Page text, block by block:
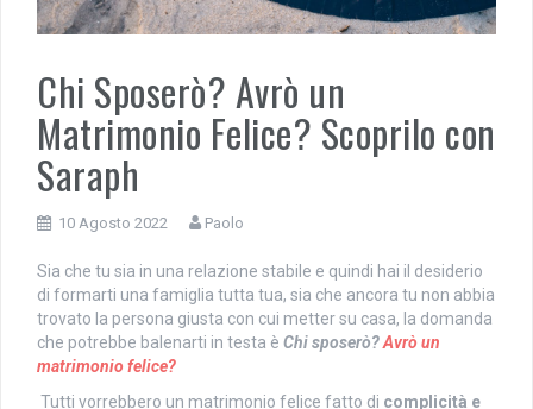
Chi Sposerò? Avrò un
Matrimonio Felice? Scoprilo con
Saraph
10 Agosto 2022 Paolo
Sia che tu sia in una relazione stabile e quindi hai il desiderio
di formarti una famiglia tutta tua, sia che ancora tu non abbia
trovato la persona giusta con cui metter su casa, la domanda
che potrebbe balenarti in testa è Chi sposerò?Avrò un
matrimonio felice?
Tutti vorrebbero un matrimonio felice fatto di complicità e